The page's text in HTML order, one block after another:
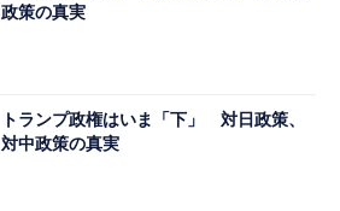
政策の真実
トランプ政権はいま「下」 対日政策、
対中政策の真実